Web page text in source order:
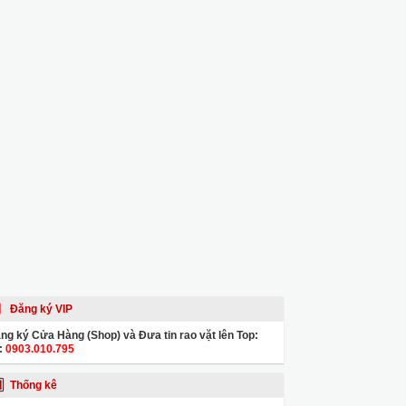
Đăng ký VIP
ký Cửa Hàng (Shop) và Đưa tin rao vặt lên Top:
0903.010.795
Thống kê